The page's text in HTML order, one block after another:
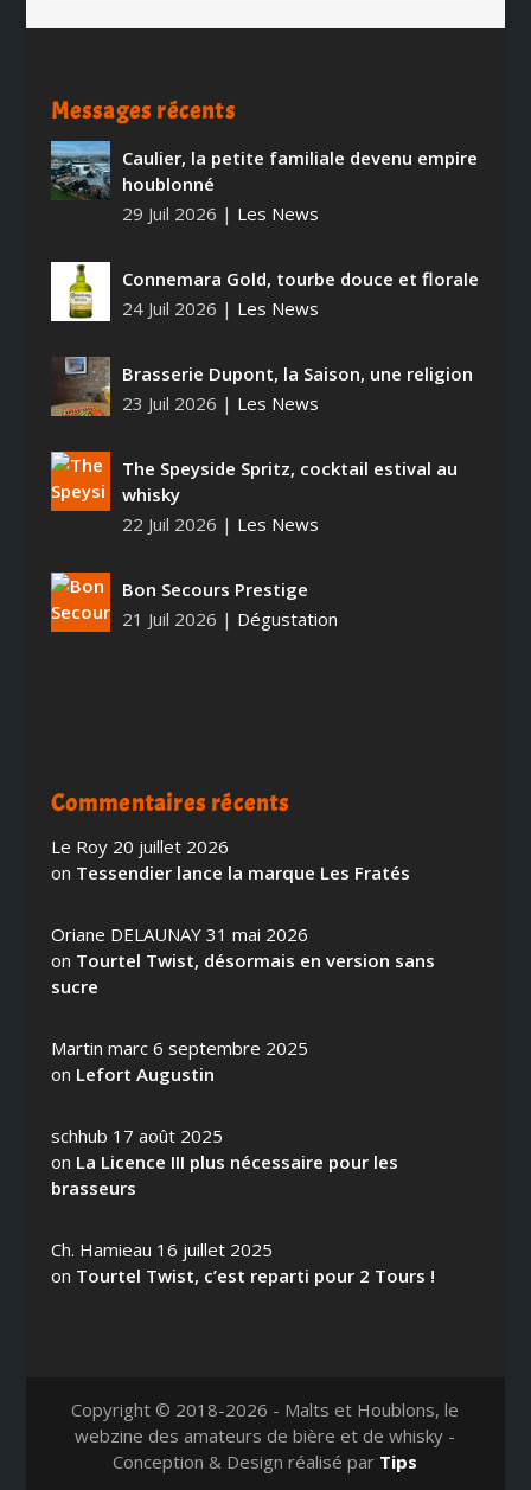
Messages récents
Caulier, la petite familiale devenu empire
houblonné
29 Juil 2026 | Les News
Connemara Gold, tourbe douce et florale
24 Juil 2026 | Les News
Brasserie Dupont, la Saison, une religion
23 Juil 2026 | Les News
The Speyside Spritz, cocktail estival au
whisky
22 Juil 2026 | Les News
Bon Secours Prestige
21 Juil 2026 | Dégustation
Commentaires récents
Le Roy 20 juillet 2026
on Tessendier lance la marque Les Fratés
Oriane DELAUNAY 31 mai 2026
on Tourtel Twist, désormais en version sans
sucre
Martin marc 6 septembre 2025
on Lefort Augustin
schhub 17 août 2025
on La Licence III plus nécessaire pour les
brasseurs
Ch. Hamieau 16 juillet 2025
on Tourtel Twist, c’est reparti pour 2 Tours !
Copyright © 2018-2026 - Malts et Houblons, le
webzine des amateurs de bière et de whisky -
Conception & Design réalisé par Tips